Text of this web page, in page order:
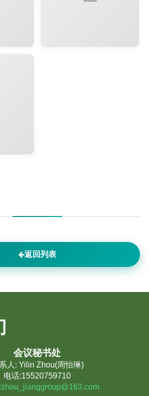
返回列表
会议秘书处
人: Yilin Zhou(周怡琳)
电话:15520759710